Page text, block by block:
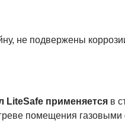
не подвержены
LiteSafe применяется в
помещения газовыми